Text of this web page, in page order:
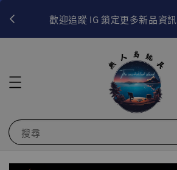
歡迎追蹤 IG 鎖定更多新品資訊
搜尋